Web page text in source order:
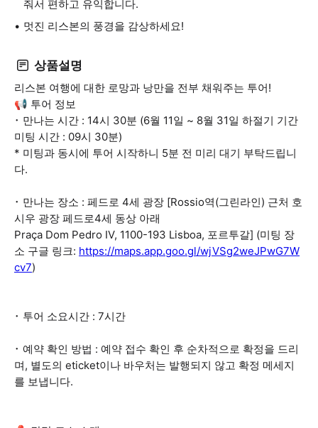
줘서 편하고 유익합니다.
멋진 리스본의 풍경을 감상하세요!
상품설명
리스본 여행에 대한 로망과 낭만을 전부 채워주는 투어!
📢 투어 정보
･ 만나는 시간 : 14시 30분 (6월 11일 ~ 8월 31일 하절기 기간
미팅 시간 : 09시 30분)
* 미팅과 동시에 투어 시작하니 5분 전 미리 대기 부탁드립니
다.
･ 만나는 장소 : 페드로 4세 광장 [Rossio역(그린라인) 근처 호
시우 광장 페드로4세 동상 아래
Praça Dom Pedro IV, 1100-193 Lisboa, 포르투갈] (미팅 장
소 구글 링크: https://maps.app.goo.gl/wjVSg2weJPwG7W
cv7)
･ 투어 소요시간 : 7시간
･ 예약 확인 방법 : 예약 접수 확인 후 순차적으로 확정을 드리
며, 별도의 eticket이나 바우처는 발행되지 않고 확정 메세지
를 보냅니다.